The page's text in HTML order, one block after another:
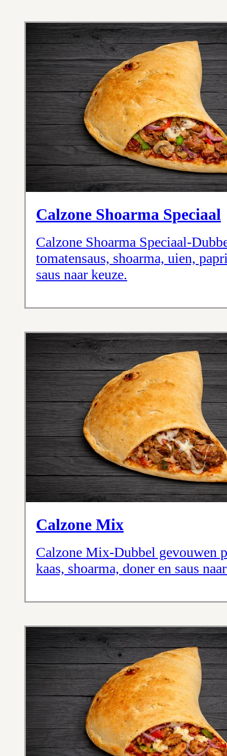
Calzone Shoarma Speciaal
Calzone Shoarma Speciaal-
tomatensaus, shoarma, uien,
saus naar keuze.
Calzone Mix
Calzone Mix-Dubbel gevouwen
kaas, shoarma, doner en saus